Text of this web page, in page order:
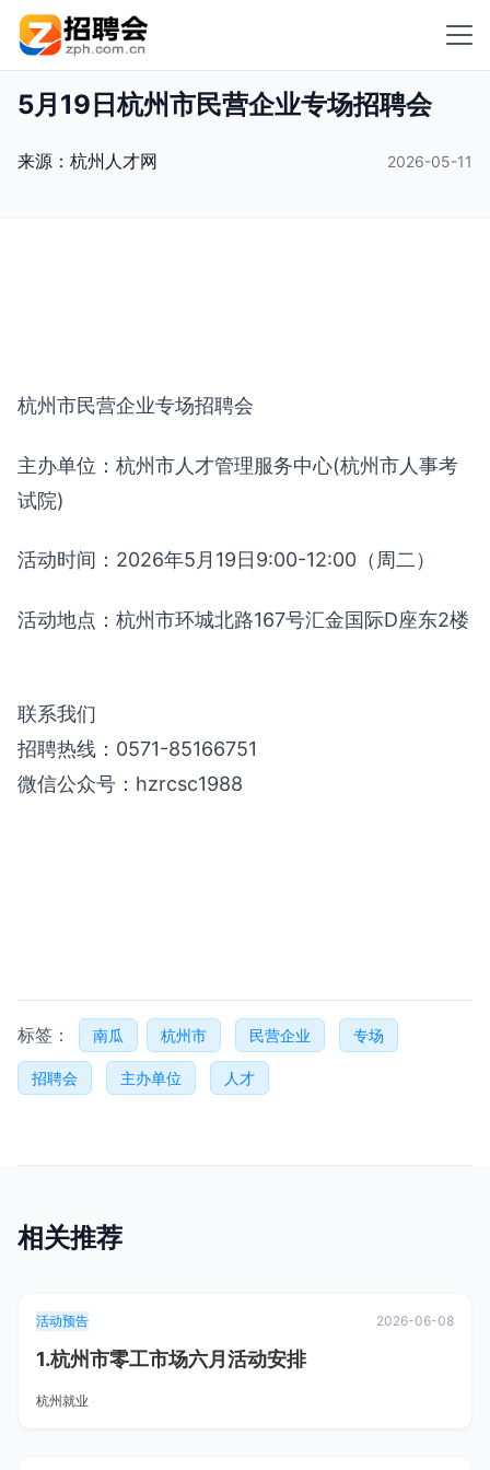
5月19日杭州市民营企业专场招聘会
来源： 杭州人才网 2026-05-11
杭州市民营企业专场招聘会
主办单位：杭州市人才管理服务中心(杭州市人事考
试院)
活动时间：2026年5月19日9:00-12:00（周二）
活动地点：杭州市环城北路167号汇金国际D座东2楼
联系我们
招聘热线：0571-85166751
微信公众号：hzrcsc1988
标签： 南瓜 杭州市 民营企业 专场
招聘会 主办单位 人才
相关推荐
活动预告 2026-06-08
1.杭州市零工市场六月活动安排
杭州就业